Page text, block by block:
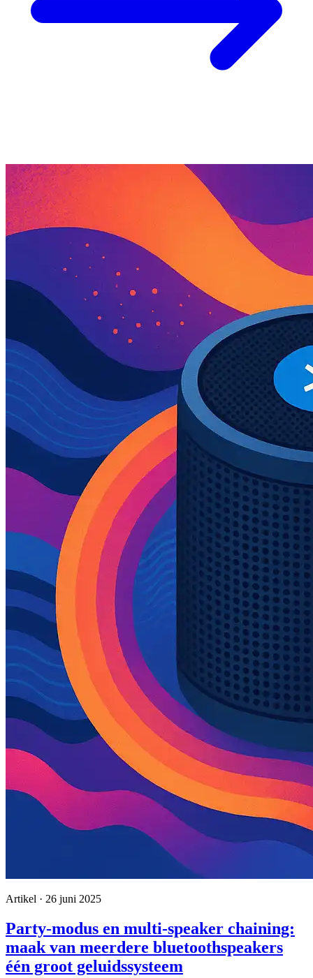
Artikel · 26 juni 2025
Party-modus en multi-speaker chaining:
maak van meerdere bluetoothspeakers
één groot geluidssysteem